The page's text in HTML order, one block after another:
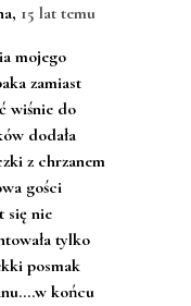
, 15 lat temu
mojego
zamiast
wiśnie do
dodała
z chrzanem
gości
się nie
tylko
posmak
końcu